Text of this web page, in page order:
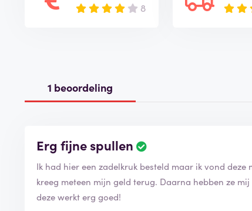
8
1 beoordeling
Erg fijne spullen
Ik had hier een zadelkruk besteld maar ik vond
kreeg meteen mijn geld terug. Daarna hebben ze
deze werkt erg goed!